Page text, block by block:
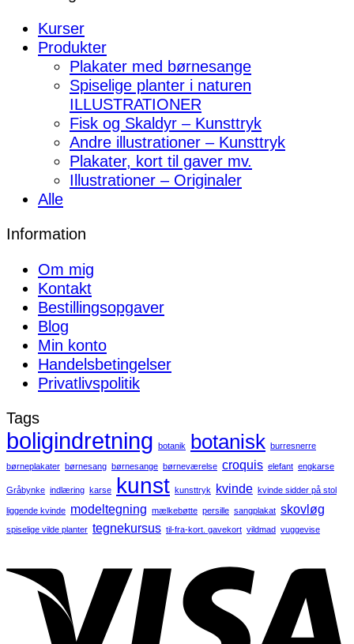
Kurser
Produkter
Plakater med børnesange
Spiselige planter i naturen
ILLUSTRATIONER
Fisk og Skaldyr – Kunsttryk
Andre illustrationer – Kunsttryk
Plakater, kort til gaver mv.
Illustrationer – Originaler
Alle
Information
Om mig
Kontakt
Bestillingsopgaver
Blog
Min konto
Handelsbetingelser
Privatlivspolitik
Tags
boligindretning botanik botanisk burresnerre
børneplakater børnesang børnesange børneværelse croquis elefant engkarse
Gråbynke indlæring karse kunst kunsttryk kvinde kvinde sidder på stol
liggende kvinde modeltegning mælkebøtte persille sangplakat skovløg
spiselige vilde planter tegnekursus til-fra-kort. gavekort vildmad vuggevise